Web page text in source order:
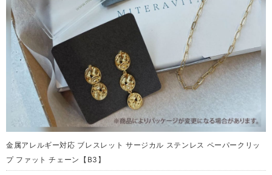
金属アレルギー対応 ブレスレット サージカル ステンレス ペーパークリッ
プ ファット チェーン【B3】